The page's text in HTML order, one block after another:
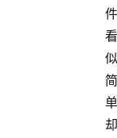
件
看
似
简
单
却